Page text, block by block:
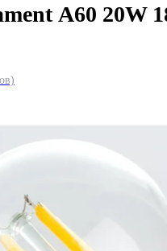
А60 20W